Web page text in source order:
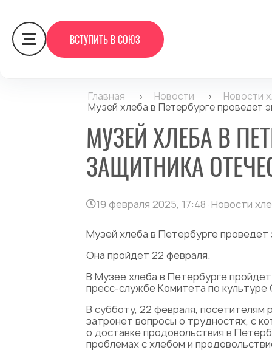
ВСТУПИТЬ В СОЮЗ
Главная > Новости > Новости
Музей хлеба в Петербурге проведет
МУЗЕЙ ХЛЕБА В
ЗАЩИТНИКА
19 февраля 2025, 17:48 ·Новости
Музей хлеба в Петербурге
Она пройдет 22 февраля.
В Музее хлеба в Петербурге
пресс-службе Комитета по культуре
В субботу, 22 февраля, посетителям
затронет вопросы о трудностях, с
о доставке продовольствия в
проблемах с хлебом и